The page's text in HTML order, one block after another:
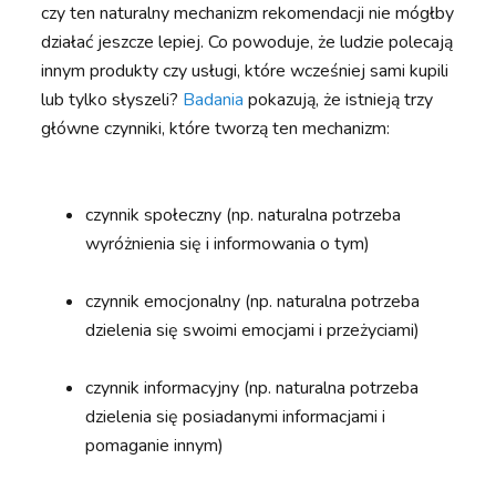
czy ten naturalny mechanizm rekomendacji nie mógłby
działać jeszcze lepiej. Co powoduje, że ludzie polecają
innym produkty czy usługi, które wcześniej sami kupili
lub tylko słyszeli? Badania pokazują, że istnieją trzy
główne czynniki, które tworzą ten mechanizm:
czynnik społeczny (np. naturalna potrzeba
wyróżnienia się i informowania o tym)
czynnik emocjonalny (np. naturalna potrzeba
dzielenia się swoimi emocjami i przeżyciami)
czynnik informacyjny (np. naturalna potrzeba
dzielenia się posiadanymi informacjami i
pomaganie innym)